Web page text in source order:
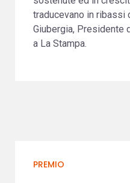
traducevano in ribassi
Giubergia, Presidente
a La Stampa.
PREMIO